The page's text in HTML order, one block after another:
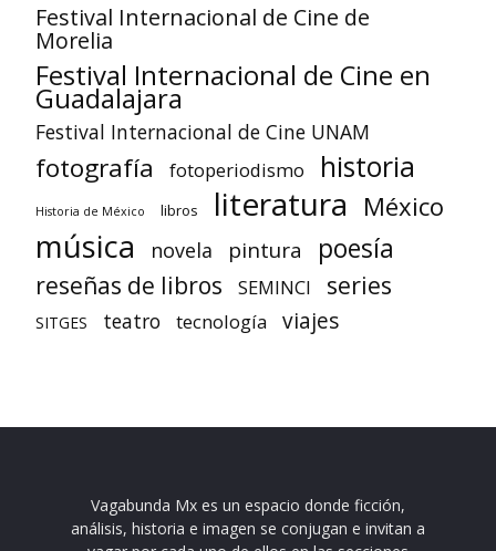
Festival Internacional de Cine de
Morelia
Festival Internacional de Cine en
Guadalajara
Festival Internacional de Cine UNAM
fotografía fotoperiodismo historia
Historia de México libros literatura México
música novela pintura poesía
reseñas de libros SEMINCI series
SITGES teatro tecnología viajes
Vagabunda Mx es un espacio donde ficción,
análisis, historia e imagen se conjugan e invitan a